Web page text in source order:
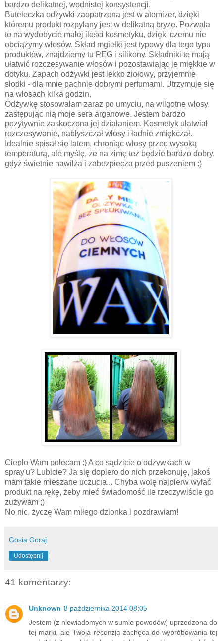
bardzo delikatnej, wodnistej konsystencji.
Buteleczka odżywki zaopatrzona jest w atomizer, dzięki
któremu produkt rozpylany jest w delikatną bryzę. Pozwala
to na wydobycie małej ilości kosmetyku, dzięki czemu nie
obciążymy włosów. Skład mgiełki jest typowy dla tego typu
produktów, znajdziemy tu PEG i silikony. Składniki te mają
ułatwić rozczesywanie włosów i pozostawiając je miękkie w
dotyku. Zapach odżywki jest lekko ziołowy, przyjemnie
słodki - dla mnie pachnie dobrymi perfumami. Utrzymuje się
na włosach kilka godzin.
Odżywkę stosowałam zaraz po umyciu, na wilgotne włosy,
zastępując nią moje sera arganowe. Jestem bardzo
pozytywnie zaskoczona jej działaniem. Kosmetyk ułatwiał
rozczesywanie, nabłyszczał włosy i ładnie zmiękczał.
Idealnie spisał się latem, chroniąc włosy przed wysoką
temperaturą, ale myślę, że na zimę też będzie bardzo dobry,
gdyż świetnie nawilża i zabezpiecza przed puszeniem :)
Ciepło Wam polecam :) A co sądzicie o odżywkach w
spray'u? Lubicie? Ja się dopiero do nich przekonuję, jakoś
mam takie mieszane uczucia... Chyba wolę najpierw wylać
produkt na rękę, żeby mieć świadomość ile rzeczywiście go
zużywam ;)
No nic, życzę Wam miłego dzionka i pozdrawiam!
Gosia Goraj
Udostępnij
41 komentarzy:
Unknown 8 października 2014 08:05
Jestem (z niewiadomych w sumie powodów) uprzedzona do
tej marki, ale Twoja recenzja zachęca do wypróbowania tej